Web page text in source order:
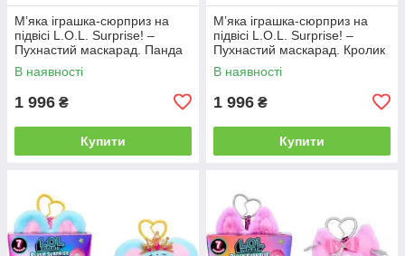
М’яка іграшка‑сюрприз на
підвісі L.O.L. Surprise! –
Пухнастий маскарад. Панда
Ма
В наявності
1 996 ₴
Купити
М’яка іграшка‑сюрприз на
підвісі L.O.L. Surprise! –
Пухнастий маскарад. Кролик
Сінна
В наявності
1 996 ₴
Купити